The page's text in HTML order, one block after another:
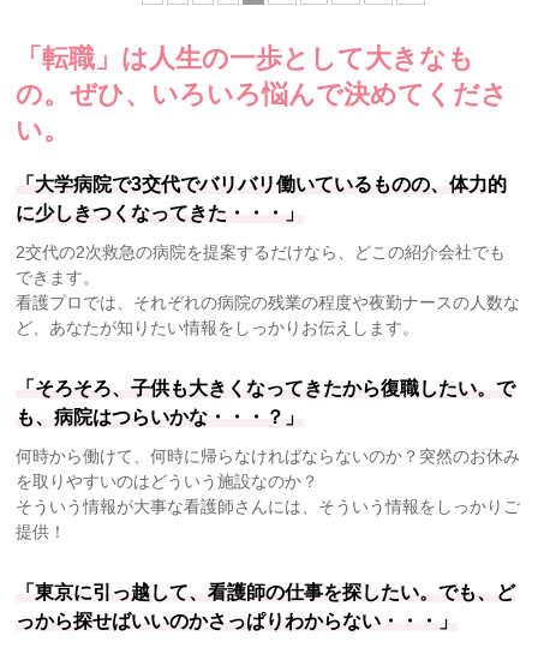
「転職」は人生の一歩として大きなも
の。ぜひ、いろいろ悩んで決めてくださ
い。
「大学病院で3交代でバリバリ働いているものの、体力的
に少しきつくなってきた・・・」
2交代の2次救急の病院を提案するだけなら、どこの紹介会社でも
できます。
看護プロでは、それぞれの病院の残業の程度や夜勤ナースの人数な
ど、あなたが知りたい情報をしっかりお伝えします。
「そろそろ、子供も大きくなってきたから復職したい。で
も、病院はつらいかな・・・？」
何時から働けて、何時に帰らなければならないのか？突然のお休み
を取りやすいのはどういう施設なのか？
そういう情報が大事な看護師さんには、そういう情報をしっかりご
提供！
「東京に引っ越して、看護師の仕事を探したい。でも、ど
っから探せばいいのかさっぱりわからない・・・」